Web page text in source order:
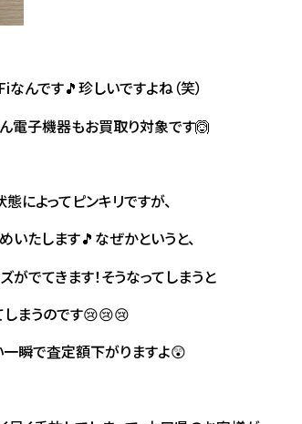
んです🎵珍しいですよね（笑）
電子機器もお買取り対象です🙆
によってピンキリですが、
いたします🎵なぜかというと、
でてきます！そうなってしまうと
しまうのです😢😢😢
一瞬で査定額下がりますよ😲